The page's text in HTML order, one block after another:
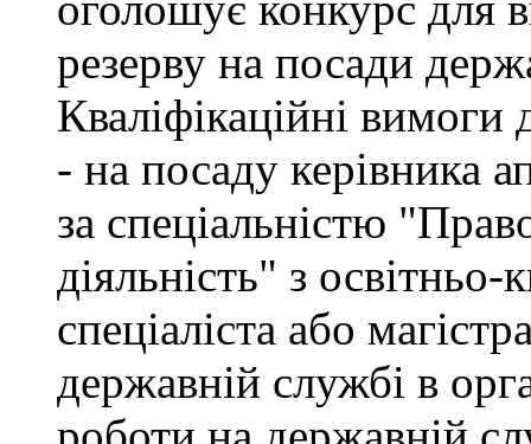
резерву на посади
Кваліфікаційні вимоги
- на посаду керівника
за спеціальністю
діяльність" з
спеціаліста або
державній службі в